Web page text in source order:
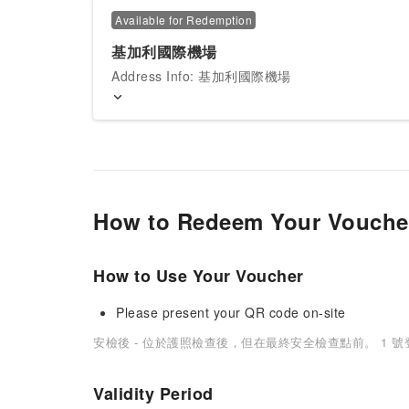
Available for Redemption
基加利國際機場
Address Info: 基加利國際機場
How to Redeem Your
How to Use Your Voucher
Please present your QR code on-site
安檢後 - 位於護照檢查後，但在最終安全檢查點前。 1 號
Validity Period